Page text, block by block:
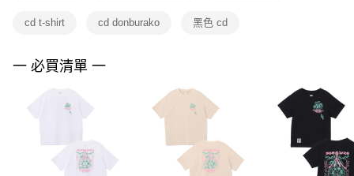
權轉讓予恩沛科技股份有限公司。
３．未成年的使用者請事先徵得法定代理人或監護人之同意方可使用
「AFTEE先享後付」，若未經同意申辦者引起之損失，本公司不負相關責
４．使用「AFTEE先享後付」時，將依據個別帳號之用戶狀況，依本公司即
時審查核予不同之上限額度；若仍有額度不足之情形，本公司將視審查結果
５．嚴禁一人註冊多個帳號或使用他人資訊註冊。若發現惡意使用之情形，
恩沛科技股份有限公司將有權停止該用戶之使用額度並採取法律行動。
cd t-shirt cd donburako 黑色 cd
一 必買清單 一